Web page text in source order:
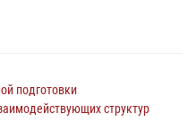
подготовки
структур